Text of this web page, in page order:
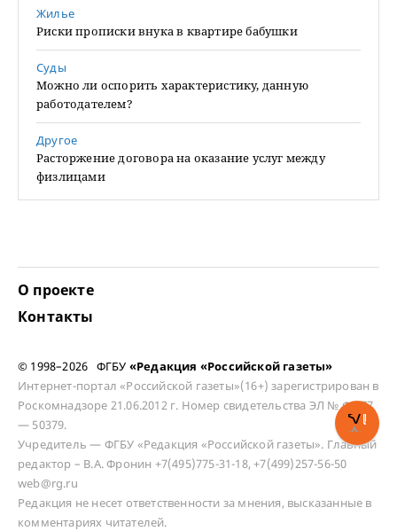
Жилье
Риски прописки внука в квартире бабушки
Суды
Можно ли оспорить характеристику, данную
работодателем?
Другое
Расторжение договора на оказание услуг между
физлицами
О проекте
Контакты
© 1998–2026 ФГБУ «Редакция «Российской газеты»
Интернет-портал «Российской газеты»(16+) зарегистрирован в
Роскомнадзоре 21.06.2012 г. Номер свидетельства ЭЛ № ФС 77
— 50379.
Учредитель — ФГБУ «Редакция «Российской газеты». Главный
редактор – В.А. Фронин +7(495)775-31-18, +7(499)257-56-50
web@rg.ru
Редакция не несет ответственности за мнения, высказанные в
комментариях читателей.